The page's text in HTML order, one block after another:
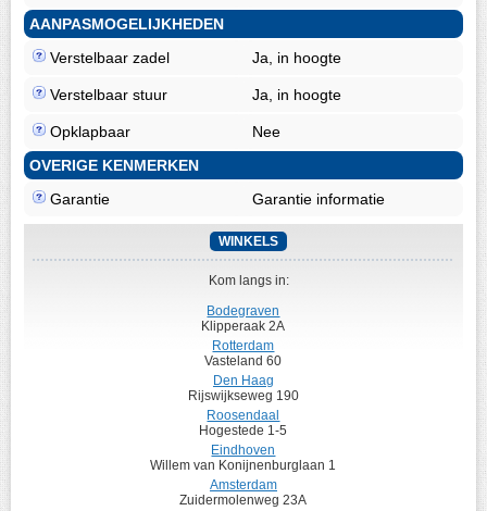
AANPASMOGELIJKHEDEN
Verstelbaar zadel
Ja, in hoogte
Verstelbaar stuur Ja, in hoogte
Opklapbaar
Nee
OVERIGE KENMERKEN
Garantie
Garantie informatie
WINKELS
Kom langs in:
Bodegraven
Klipperaak 2A
Rotterdam
Vasteland 60
Den Haag
Rijswijkseweg 190
Roosendaal
Hogestede 1-5
Eindhoven
Willem van Konijnenburglaan 1
Amsterdam
Zuidermolenweg 23A